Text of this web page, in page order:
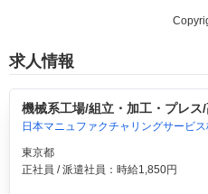
求人情報
機械系工場/組立・加工・プレ
日本マニュファクチャリングサービ
東京都
正社員 / 派遣社員：時給1,850円